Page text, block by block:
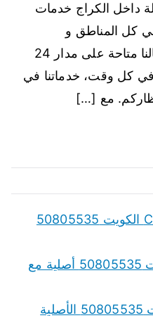
داخل الكراج خدمات
في كل المناطق و
المحافظات في الكويت، أعمالنا متاحة على مدار 24
في كل وقت، خدماتنا في
مع […]
قطع غيار شانجان CHANGAN الكويت 50805535
قطع غيار دومي Domi الكويت 50805535 أصلية مع
قطع غيار جيلي Geely الكويت 50805535 الأصلية